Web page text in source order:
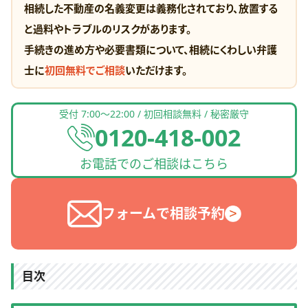
相続した不動産の名義変更は義務化されており、放置する
と過料やトラブルのリスクがあります。
手続きの進め方や必要書類について、相続にくわしい弁護
士に初回無料でご相談いただけます。
受付 7:00〜22:00 / 初回相談無料 / 秘密厳守
0120-418-002
お電話でのご相談はこちら
フォームで相談予約
目次